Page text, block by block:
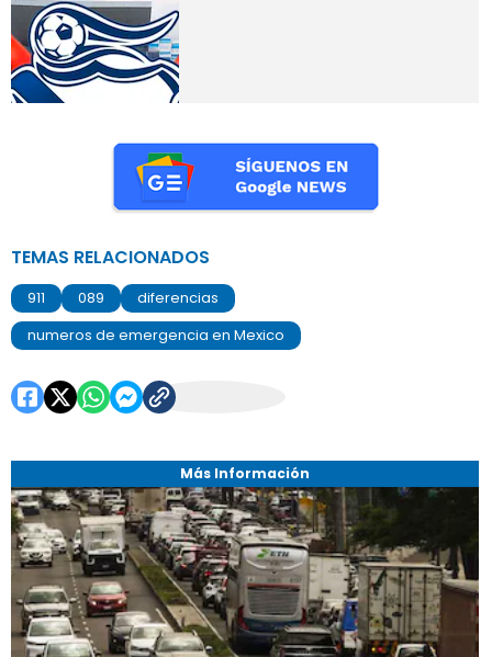
Más Información
TEMAS RELACIONADOS
911 089
diferencias
numeros de emergencia en Mexico